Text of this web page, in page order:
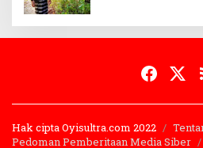
Hak cipta Oyisultra.com 2022
Pedoman Pemberitaan Media Siber